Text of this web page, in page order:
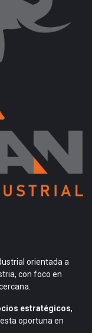
orientada a
con foco en
estratégicos,
oportuna en